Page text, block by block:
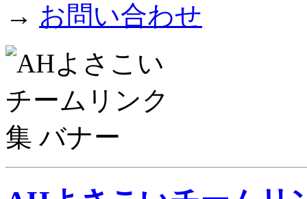
→ お問い合わせ